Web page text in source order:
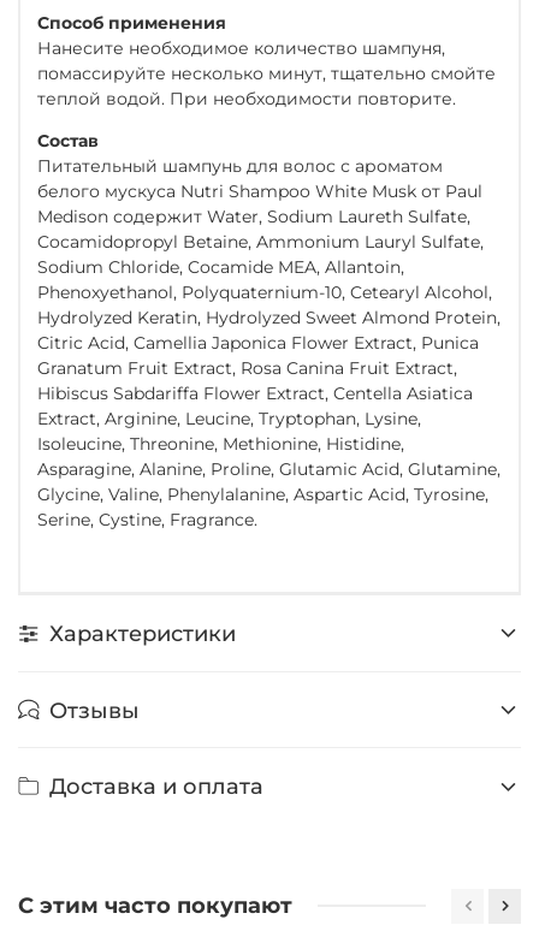
Способ применения
Нанесите необходимое количество шампуня,
помассируйте несколько минут, тщательно смойте
теплой водой. При необходимости повторите.
Состав
Питательный шампунь для волос с ароматом
белого мускуса Nutri Shampoo White Musk от Paul
Medison содержит Water, Sodium Laureth Sulfate,
Cocamidopropyl Betaine, Ammonium Lauryl Sulfate,
Sodium Chloride, Cocamide MEA, Allantoin,
Phenoxyethanol, Polyquaternium-10, Cetearyl Alcohol,
Hydrolyzed Keratin, Hydrolyzed Sweet Almond Protein,
Citric Acid, Camellia Japonica Flower Extract, Punica
Granatum Fruit Extract, Rosa Canina Fruit Extract,
Hibiscus Sabdariffa Flower Extract, Centella Asiatica
Extract, Arginine, Leucine, Tryptophan, Lysine,
Isoleucine, Threonine, Methionine, Histidine,
Asparagine, Alanine, Proline, Glutamic Acid, Glutamine,
Glycine, Valine, Phenylalanine, Aspartic Acid, Tyrosine,
Serine, Cystine, Fragrance.
Характеристики
Отзывы
Доставка и оплата
С этим часто покупают